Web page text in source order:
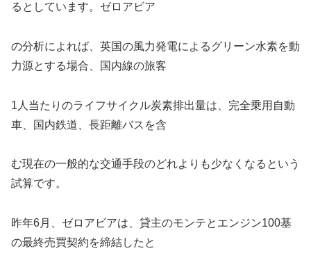
るとしています。ゼロアビア
の分析によれば、英国の風力発電によるグリーン水素を動
力源とする場合、国内線の旅客
1人当たりのライフサイクル炭素排出量は、完全乗用自動
車、国内鉄道、長距離バスを含
む現在の一般的な交通手段のどれよりも少なくなるという
試算です。
昨年6月、ゼロアビアは、貸主のモンテとエンジン100基
の最終売買契約を締結したと